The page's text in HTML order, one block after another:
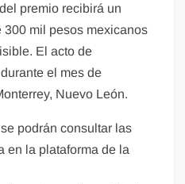
premio recibirá un
mil pesos mexicanos
El acto de
el mes de
Nuevo León.
podrán consultar las
en la plataforma de la